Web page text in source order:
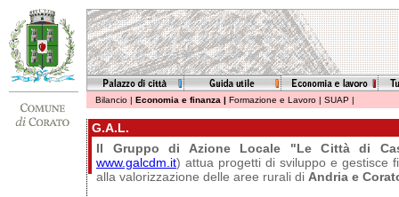
Bilancio | Economia e finanza | Formazione e Lavoro | SUAP |
G.A.L.
Il Gruppo di Azione Locale "Le Città di
www.galcdm.it) attua progetti di sviluppo e gestisce
alla valorizzazione delle aree rurali di Andria e